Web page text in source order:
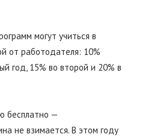
могут учиться в
от работодателя: 10%
год, 15% во второй и 20% в
бесплатно —
не взимается. В этом году